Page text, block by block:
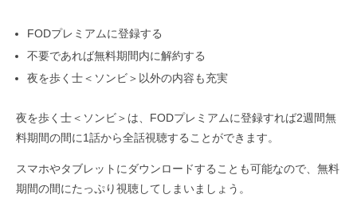
FODプレミアムに登録する
不要であれば無料期間内に解約する
夜を歩く士＜ソンビ＞以外の内容も充実
夜を歩く士＜ソンビ＞は、FODプレミアムに登録すれば2週間無
料期間の間に1話から全話視聴することができます。
スマホやタブレットにダウンロードすることも可能なので、無料
期間の間にたっぷり視聴してしまいましょう。